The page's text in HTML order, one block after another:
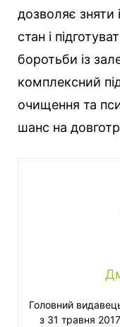
дозволяє зняти
стан і
боротьби із
комплексний
очищення та
шанс на
Головний
з 31 травня